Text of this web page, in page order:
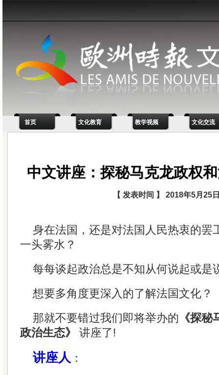
首页 文化教育 教学视频 文化交流
中文讲座：探秘马克龙政权
【 发表时间 】 2018年5月25
身在法国，还是对法国人民热衷的罢
一头雾水？
每每谈起政治总是不知从何说起或是
想要多角度更深入的了解法国文化？
那就不要错过我们即将举办的 《探
政治生态》 讲座了!
讲座人 ：